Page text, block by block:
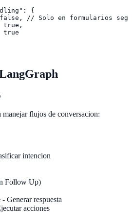
{
// Solo en formularios
true,
true
flujos de conversacion:
intencion
Follow Up)
- Generar respuesta
acciones